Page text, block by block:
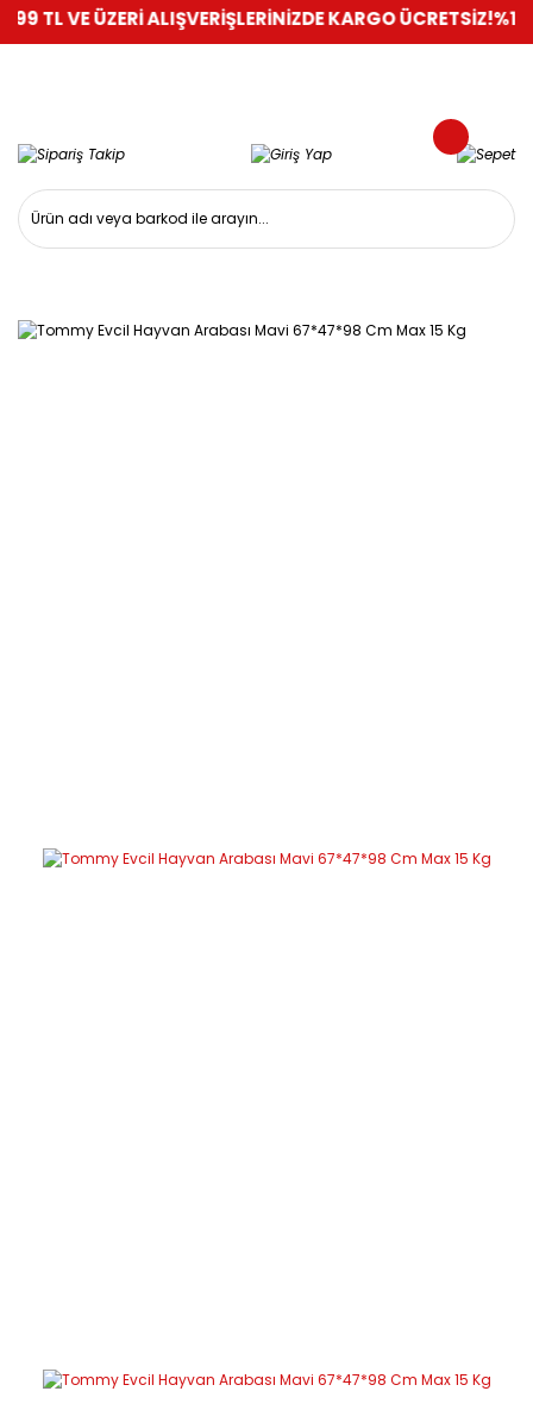
ÜZERİ ALIŞVERİŞLERİNİZDE KARGO ÜCRETSİZ!%100